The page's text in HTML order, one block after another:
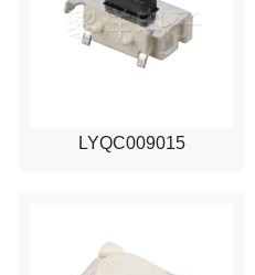
LYQC009015